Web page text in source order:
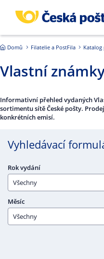
Domů Filatelie a PostFila
Vlastní
Informativní přehled vydaných
sortimentu sítě České pošty.
konkrétních emisí.
Vyhledávací
Rok vydání
Měsíc